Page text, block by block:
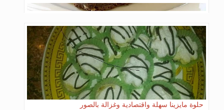
حلوة مايزينا سهلة واقتصادية وغزالة بالصور